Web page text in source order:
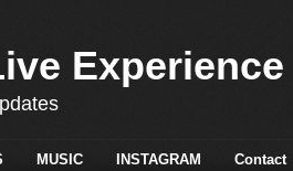
Experience
MUSIC INSTAGRAM Contact